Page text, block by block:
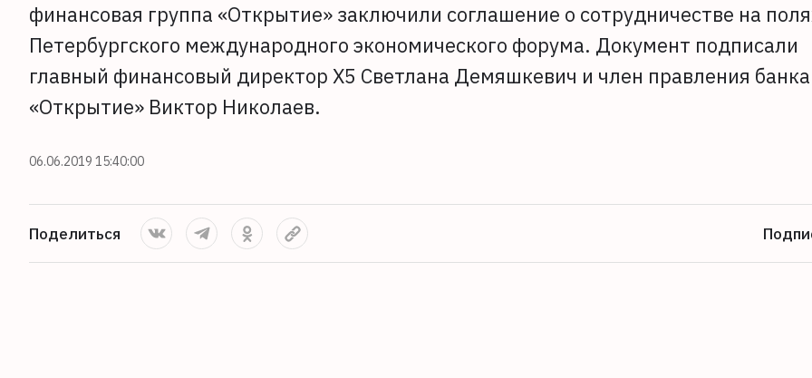
финансовая группа «Открытие» заключили соглашение о сотрудничестве на
Петербургского международного экономического форума. Документ подписали
главный финансовый директор Х5 Светлана Демяшкевич и член правления банка
«Открытие» Виктор Николаев.
06.06.2019 15:40:00
Поделиться